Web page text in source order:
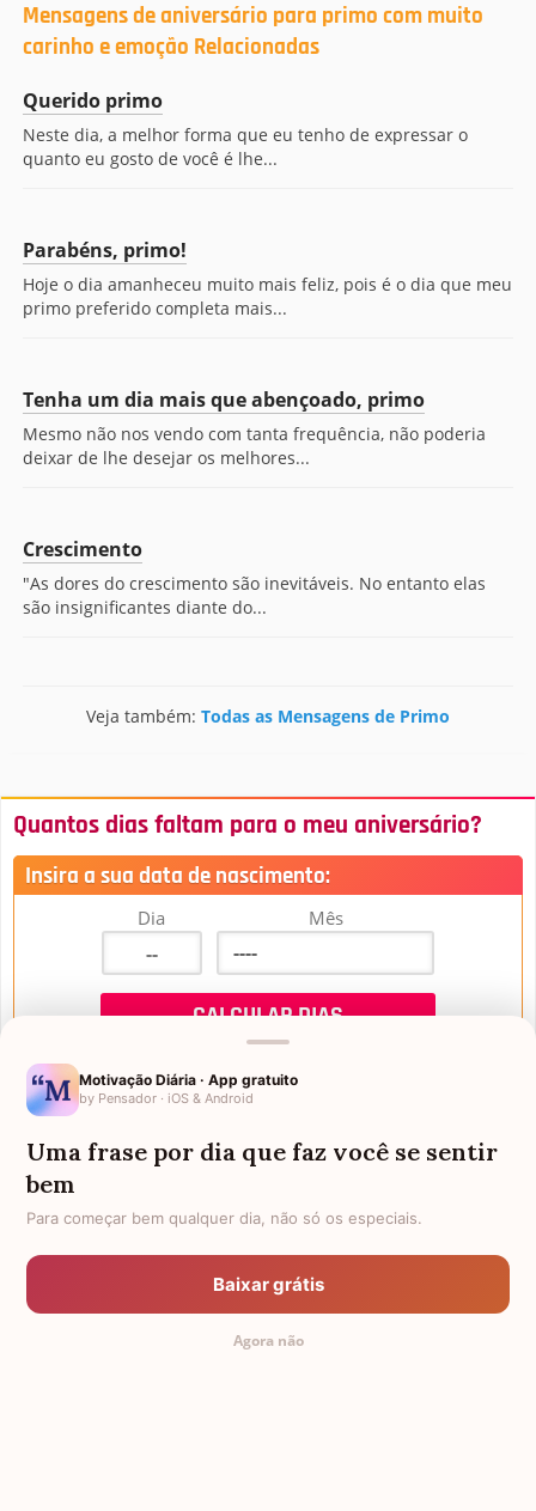
Mensagens de aniversário para primo com muito
carinho e emoção Relacionadas
Querido primo
Neste dia, a melhor forma que eu tenho de expressar o
quanto eu gosto de você é lhe...
Parabéns, primo!
Hoje o dia amanheceu muito mais feliz, pois é o dia que meu
primo preferido completa mais...
Tenha um dia mais que abençoado, primo
Mesmo não nos vendo com tanta frequência, não poderia
deixar de lhe desejar os melhores...
Crescimento
"As dores do crescimento são inevitáveis. No entanto elas
são insignificantes diante do...
Veja também: Todas as Mensagens de Primo
Quantos dias faltam para o meu aniversário?
Insira a sua data de nascimento:
Dia Mês
Mensagens de Aniversário
FALTAM 3 DIAS PARA O MEU
ANIVERSÁRIO
FRASES PARA IRMÃ MAIS VELHA
Motivação Diária · App gratuito
by Pensador · iOS & Android
Uma frase por dia que faz você se sentir
bem
Para começar bem qualquer dia, não só os especiais.
Baixar grátis
Agora não